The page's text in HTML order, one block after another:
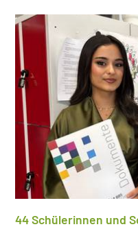
44 Schülerinnen und